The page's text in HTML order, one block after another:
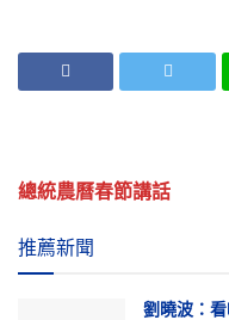
總統農曆春節講話
推薦新聞
劉曉波：